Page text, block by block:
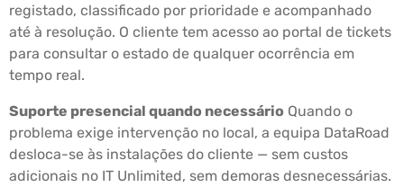
registado, classificado por prioridade e acompanhado
até à resolução. O cliente tem acesso ao portal de tickets
para consultar o estado de qualquer ocorrência em
tempo real.
Suporte presencial quando necessário Quando o
problema exige intervenção no local, a equipa DataRoad
desloca-se às instalações do cliente — sem custos
adicionais no IT Unlimited, sem demoras desnecessárias.